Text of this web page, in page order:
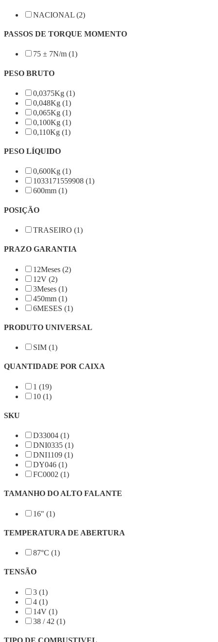
NACIONAL (2)
PASSOS DE TORQUE MOMENTO
75 ± 7N/m (1)
PESO BRUTO
0,0375Kg (1)
0,048Kg (1)
0,065Kg (1)
0,100Kg (1)
0,110Kg (1)
PESO LÍQUIDO
0,600Kg (1)
1033171559908 (1)
600mm (1)
POSIÇÃO
TRASEIRO (1)
PRAZO GARANTIA
12Meses (2)
12V (2)
3Meses (1)
450mm (1)
6MESES (1)
PRODUTO UNIVERSAL
SIM (1)
QUANTIDADE POR CAIXA
1 (19)
10 (1)
SKU
D33004 (1)
DNI0335 (1)
DNI1109 (1)
DY046 (1)
FC0002 (1)
TAMANHO DO ALTO FALANTE
16" (1)
TEMPERATURA DE ABERTURA
87°C (1)
TENSÃO
3 (1)
4 (1)
14V (1)
38 / 42 (1)
TIPO DE COMBUSTIVEL